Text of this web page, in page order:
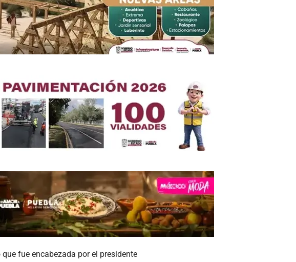
fue encabezada por el presidente